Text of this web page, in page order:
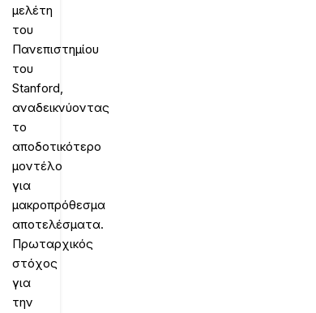
μελέτη
του
Πανεπιστημίου
του
Stanford,
αναδεικνύοντας
το
αποδοτικότερο
μοντέλο
για
μακροπρόθεσμα
αποτελέσματα.
Πρωταρχικός
στόχος
για
την